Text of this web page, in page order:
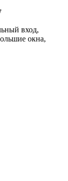
вход,
окна,